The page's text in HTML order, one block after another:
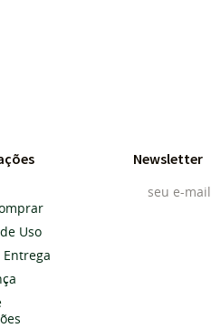
Uso
Entrega
Newsletter